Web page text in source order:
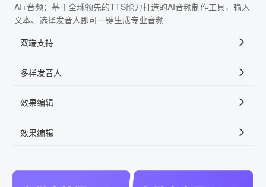
AI+音频：基于全球领先的TTS能力打造的AI音频制作工具，输入
文本、选择发音人即可一键生成专业音频
双端支持
多样发音人
效果编辑
效果编辑